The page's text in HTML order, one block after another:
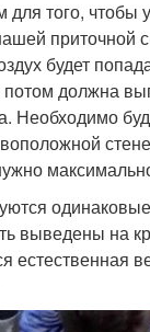
того, чтобы
приточной
будет
должна
Необходимо
выведены на
естественная